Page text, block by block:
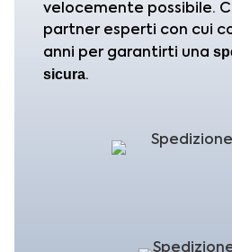
velocemente possibile.
partner esperti con cui
anni per garantirti una
sicura.